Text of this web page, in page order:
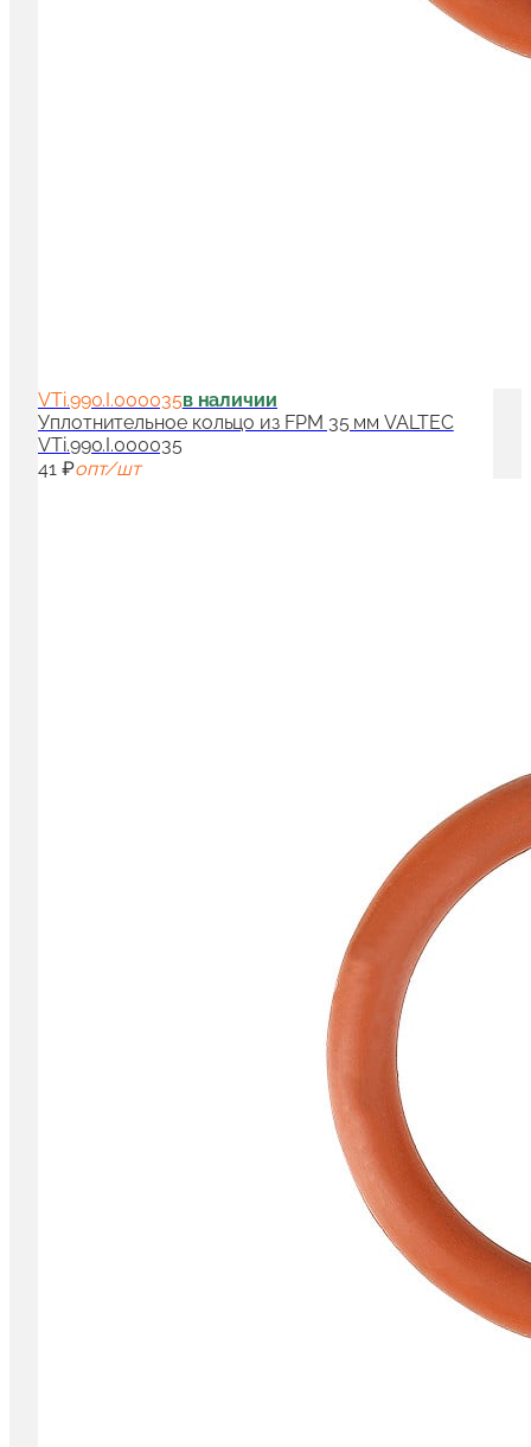
VTi.990.I.000035в наличии
Уплотнительное кольцо из FPM 35 мм VALTEC
VTi.990.I.000035
41 ₽опт/шт